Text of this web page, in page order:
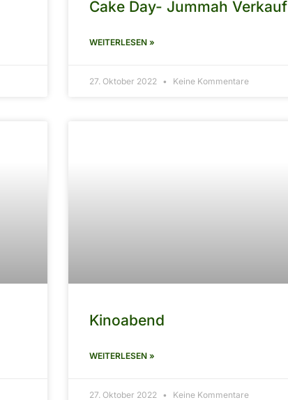
Cake Day- Jummah Verkauf
WEITERLESEN »
27. Oktober 2022 Keine Kommentare
Kinoabend
WEITERLESEN »
27. Oktober 2022 Keine Kommentare